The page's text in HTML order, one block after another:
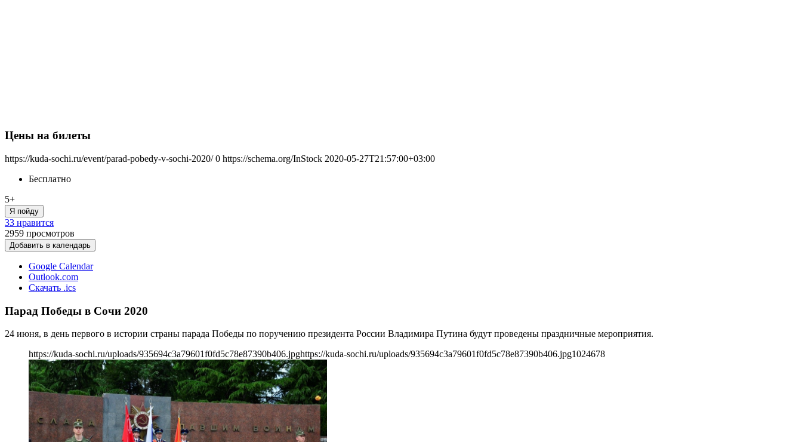
Цены на билеты
https://kuda-sochi.ru/event/parad-pobedy-v-sochi-2020/ 0 https://schema.org/InStock 2020-05-27T21:57:00+03:00
Бесплатно
5+
Я пойду
33 нравится
2959 просмотров
Добавить в календарь
Google Calendar
Outlook.com
Скачать .ics
Парад Победы в Сочи 2020
24 июня, в день первого в истории страны парада Победы по поручению президента России Владимира Путина будут проведены праздничные мероприятия.
https://kuda-sochi.ru/uploads/935694c3a79601f0fd5c78e87390b406.jpghttps://kuda-sochi.ru/uploads/935694c3a79601f0fd5c78e87390b406.jpg1024678